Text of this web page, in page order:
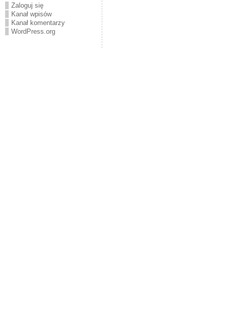
Zaloguj się
Kanał wpisów
Kanał komentarzy
WordPress.org